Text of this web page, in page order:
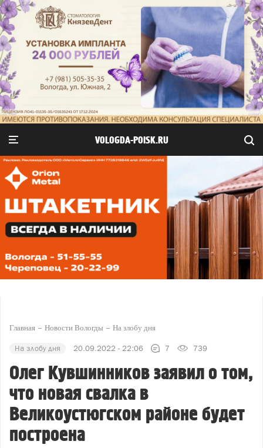
VOLOGDA-POISK.RU
Главная Новости Вологды На злобу дня
На злобу дня 20.09.2022 - 22:06 7 739
Олег Кувшинников заявил о том,
что новая свалка в
Великоустюгском районе будет
построена